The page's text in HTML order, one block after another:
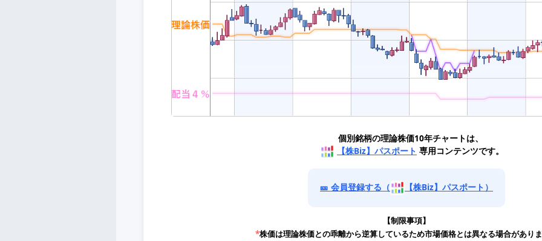
個別銘柄の理論株価10年チャートは、
【株Biz】パスポート 専用コンテンツです。
🎫 会員登録する（ 【株Biz】パスポート）
【制限事項】
*株価は理論株価との乖離から逆算しているため市場価格とは異なる場合がありま